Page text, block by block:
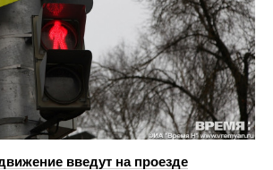
введут на проезде